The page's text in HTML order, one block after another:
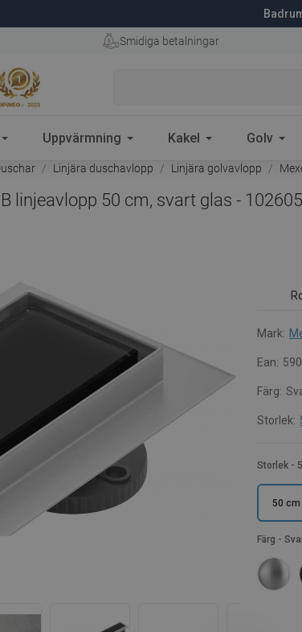
Smidiga betalningar
Uppvärmning Kakel Golv
Linjära duschavlopp Linjära golvavlopp
linjeavlopp 50 cm, svart glas -
Mark:
Ean:
Färg:
Storlek:
Storlek -
50 cm
Färg -